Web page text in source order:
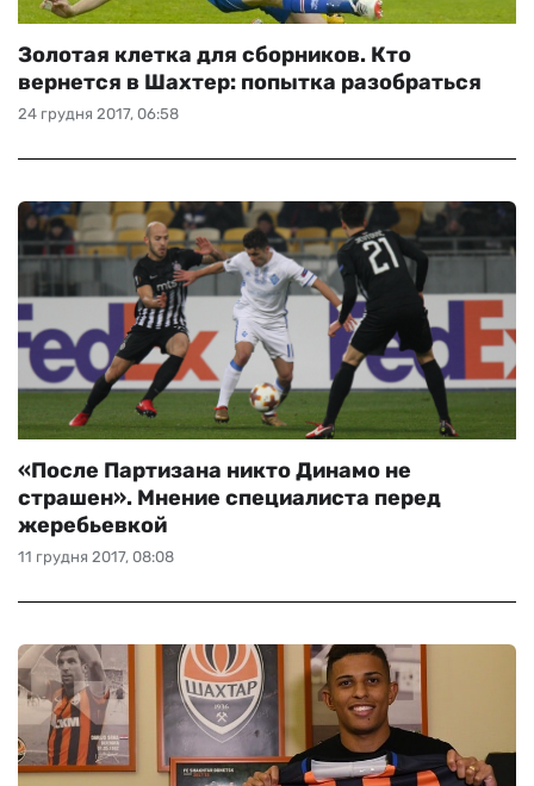
24 грудня 2017, 06:58
Золотая клетка для сборников. Кто
вернется в Шахтер: попытка разобраться
11 грудня 2017, 08:08
«После Партизана никто Динамо не
страшен». Мнение специалиста перед
жеребьевкой